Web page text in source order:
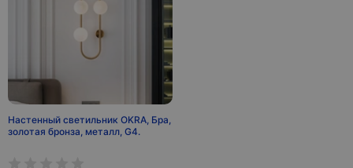
Настенный светильник OKRA, Бра,
золотая бронза, металл, G4.